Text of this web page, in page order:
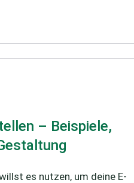
– Beispiele,
es nutzen, um deine E-